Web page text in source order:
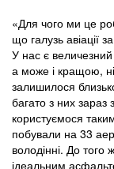
«Для чого ми це
що галузь авіації
У нас є
а може і кращою,
залишилося
багато з них
користуємося
побували на 33
володінні. До того
ідеальним